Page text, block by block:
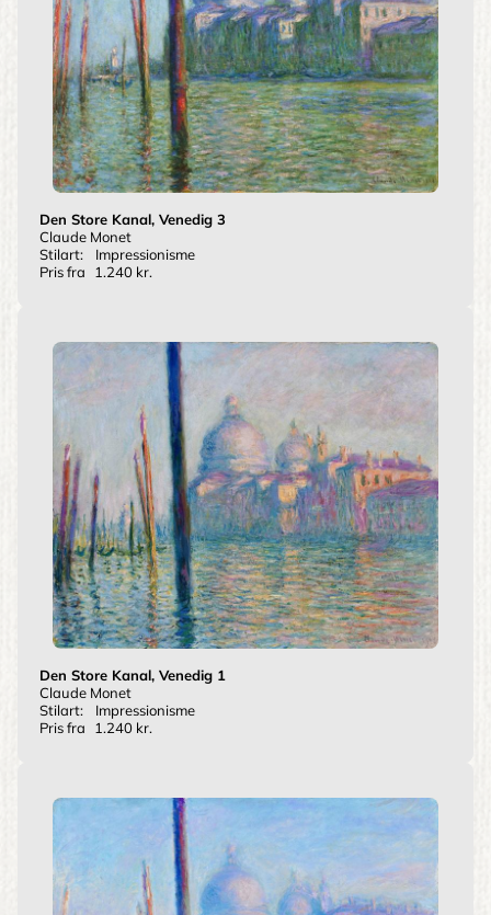
Den Store Kanal, Venedig 3
Claude Monet
Stilart:
Impressionisme
Pris fra
1.240 kr.
Den Store Kanal, Venedig 1
Claude Monet
Stilart:
Impressionisme
Pris fra
1.240 kr.